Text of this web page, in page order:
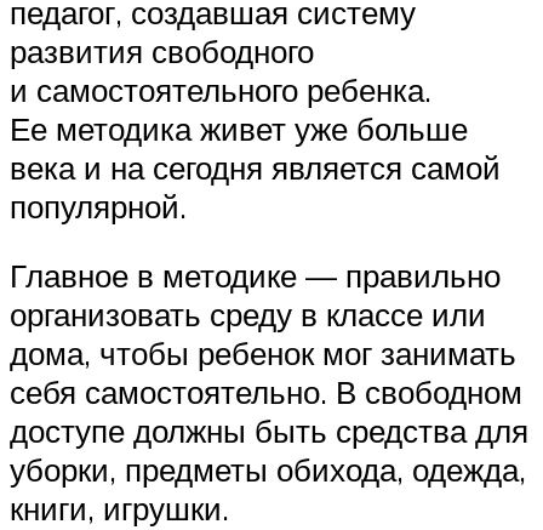
педагог, создавшая систему
развития свободного
и самостоятельного ребенка.
Ее методика живет уже больше
века и на сегодня является самой
популярной.
Главное в методике — правильно
организовать среду в классе или
дома, чтобы ребенок мог занимать
себя самостоятельно. В свободном
доступе должны быть средства для
уборки, предметы обихода, одежда,
книги, игрушки.